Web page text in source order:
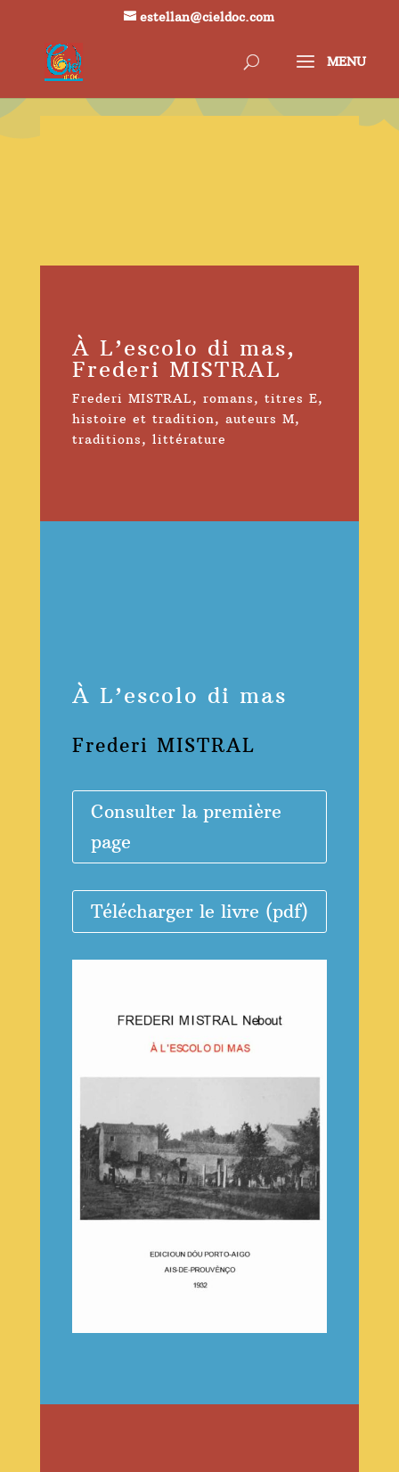
estellan@cieldoc.com
À L’escolo di mas,
Frederi MISTRAL
Frederi MISTRAL, romans, titres E,
histoire et tradition, auteurs M,
traditions, littérature
À L’escolo di mas
Frederi MISTRAL
Consulter la première
page
Télécharger le livre (pdf)